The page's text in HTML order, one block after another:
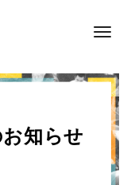
Toggle
知らせ